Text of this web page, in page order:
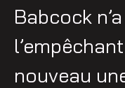
Babcock
nouveau